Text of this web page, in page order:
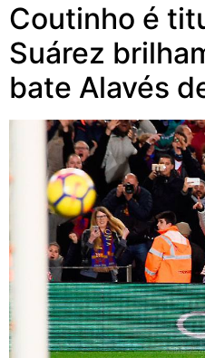
Coutinho é
Suárez
bate Alavés